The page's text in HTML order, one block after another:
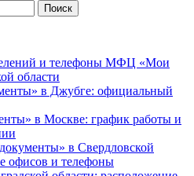
и телефоны МФЦ «Мои
области
в Джубге: официальный
в Москве: график работы и
в Свердловской
офисов и телефоны